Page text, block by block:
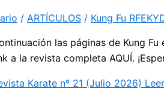
/ ARTÍCULOS / Kung Fu
las páginas de Kung
a la revista completa AQUÍ.
Karate nº 21 (Julio 2026)